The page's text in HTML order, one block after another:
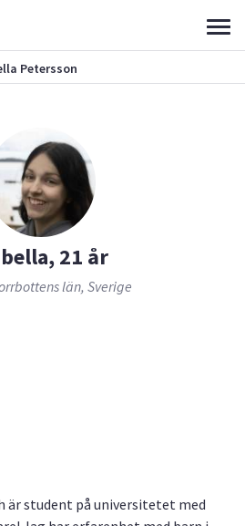
Petersson
21 år
län, Sverige
är student på universitetet med